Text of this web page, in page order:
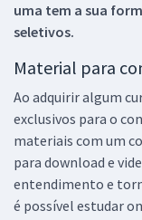
uma tem a sua
seletivos.
Material para
Ao adquirir algum
exclusivos para o
materiais com um
para download e
entendimento e
é possível estudar